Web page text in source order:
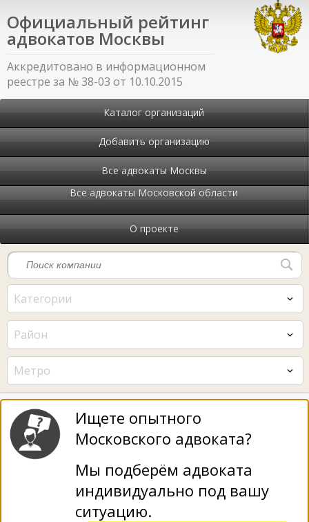
Официальный рейтинг
адвокатов Москвы
Аккредитовано в информационном
реестре за № 38-03 от 10.10.2015
Каталог организаций
Добавить организацию
Все адвокаты Москвы
Все адвокаты Московской области
О проекте
Категории
Район
Метро
Ищете опытного
Московского адвоката?
Мы подберём адвоката
индивидуально под вашу
ситуацию.